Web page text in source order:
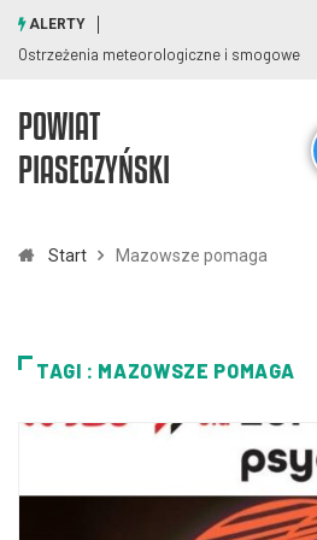
visibility_off
Pomniejsz
Czcionki
ALERTY
Ostrzeżenia meteorologiczne i smogowe
POWIAT
PIASECZYŃSKI
Start Mazowsze pomaga
TAGI : MAZOWSZE POMAGA